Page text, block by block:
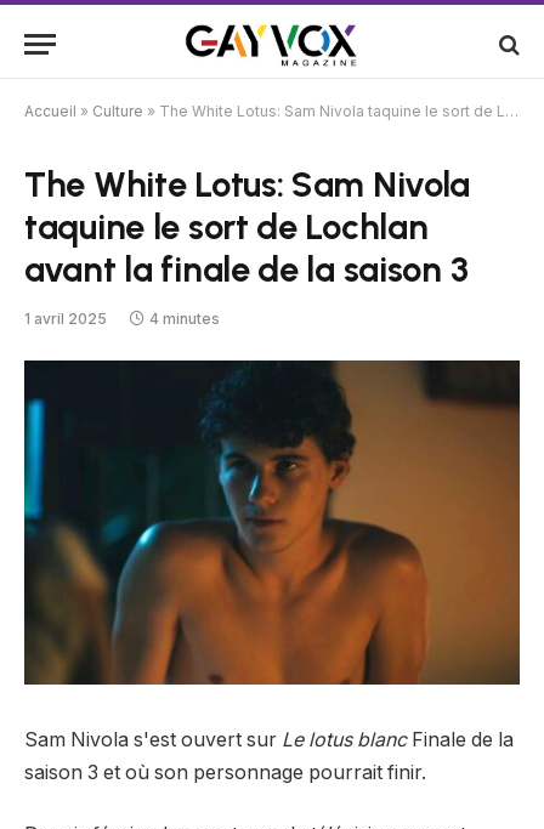
Accueil » Culture » The White Lotus: Sam Nivola taquine le sort de Lochlan avant la finale de la saison 3
The White Lotus: Sam Nivola
taquine le sort de Lochlan
avant la finale de la saison 3
1 avril 2025 4 minutes
Sam Nivola s'est ouvert sur Le lotus blanc Finale de la
saison 3 et où son personnage pourrait finir.